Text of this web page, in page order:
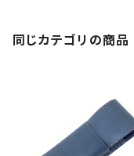
同じカテゴリの商品